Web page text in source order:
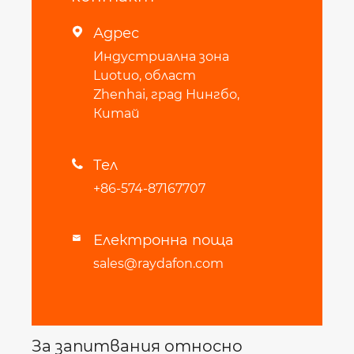
 Адрес
Индустриална зона
Luotuo, област
Zhenhai, град Нингбо,
Китай
 Тел
+86-574-87167707
 Електронна поща
sales@raydafon.com
За запитвания относно